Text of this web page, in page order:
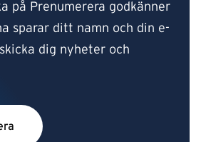
på Prenumerera godkänner
sparar ditt namn och din e-
dig nyheter och